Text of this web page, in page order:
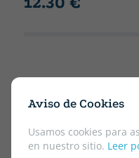
Aviso de Cookies
Usamos cookies para
en nuestro sitio. Leer